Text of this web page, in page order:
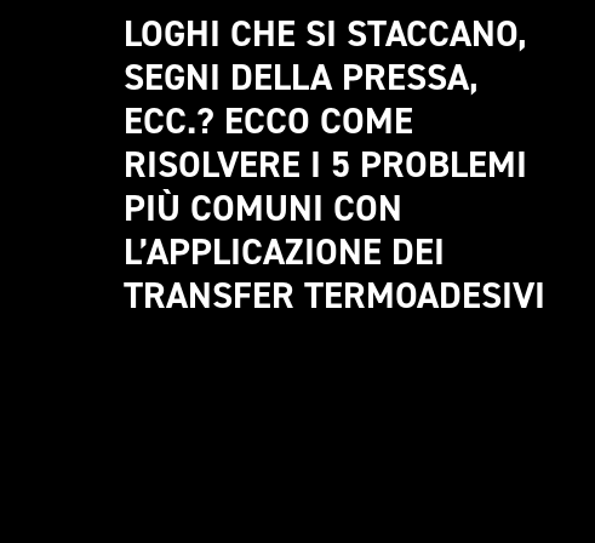
LOGHI CHE SI STACCANO,
SEGNI DELLA PRESSA,
ECC.? ECCO COME
RISOLVERE I 5 PROBLEMI
PIÙ COMUNI CON
L’APPLICAZIONE DEI
TRANSFER TERMOADESIVI